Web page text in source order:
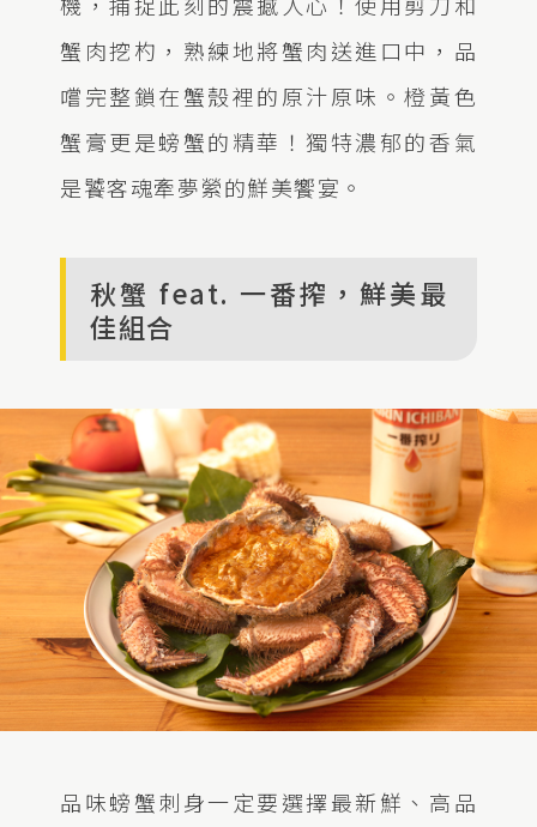
蟹肉挖杓，熟練地將蟹肉送進口中，品
嚐完整鎖在蟹殼裡的原汁原味。橙黃色
蟹膏更是螃蟹的精華！獨特濃郁的香氣
是饕客魂牽夢縈的鮮美饗宴。
秋蟹 feat. 一番搾，鮮美最
佳組合
品味螃蟹刺身一定要選擇最新鮮、高品